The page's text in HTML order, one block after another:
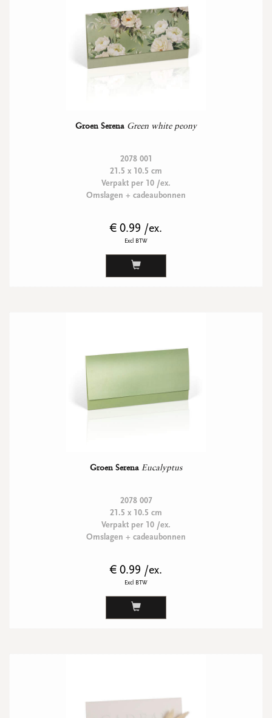
Groen Serena Green white peony
2078 001
21.5 x 10.5 cm
Verpakt per 10 /ex.
Omslagen + cadeaubonnen
€ 0.99 /ex.
Excl BTW
Groen Serena Eucalyptus
2078 007
21.5 x 10.5 cm
Verpakt per 10 /ex.
Omslagen + cadeaubonnen
€ 0.99 /ex.
Excl BTW